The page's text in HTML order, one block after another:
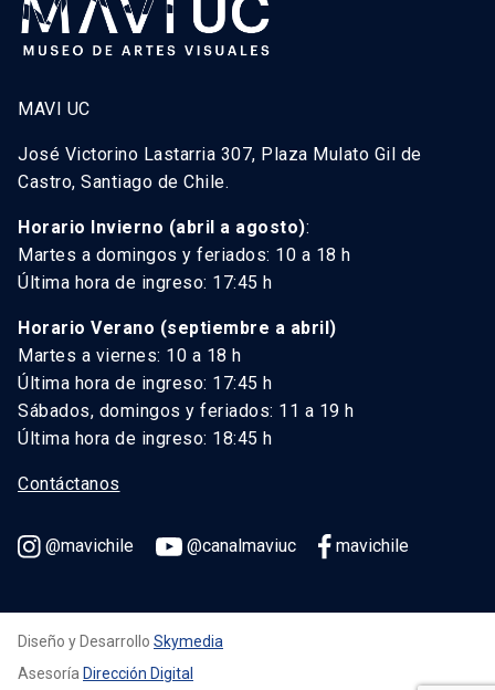
MAVI UC
José Victorino Lastarria 307, Plaza Mulato Gil de
Castro, Santiago de Chile.
Horario Invierno (abril a agosto):
Martes a domingos y feriados: 10 a 18 h
Última hora de ingreso: 17:45 h
Horario Verano (septiembre a abril)
Martes a viernes: 10 a 18 h
Última hora de ingreso: 17:45 h
Sábados, domingos y feriados: 11 a 19 h
Última hora de ingreso: 18:45 h
Contáctanos
@mavichile @canalmaviuc mavichile
Diseño y Desarrollo Skymedia
Asesoría Dirección Digital